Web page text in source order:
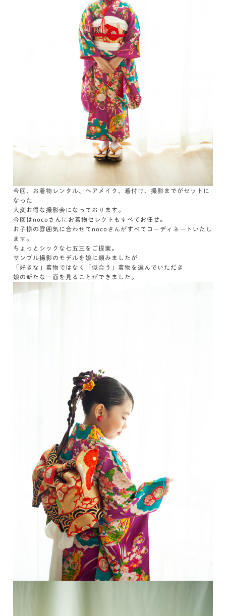
今回、お着物レンタル、ヘアメイク、着付け、撮影までがセットに
なった
大変お得な撮影会になっております。
今回はnocoさんにお着物セレクトもすべてお任せ。
お子様の雰囲気に合わせてnocoさんがすべてコーディネートいたし
ます。
ちょっとシックな七五三をご提案。
サンプル撮影のモデルを娘に頼みましたが
「好きな」着物ではなく「似合う」着物を選んでいただき
娘の新たな一面を見ることができました。